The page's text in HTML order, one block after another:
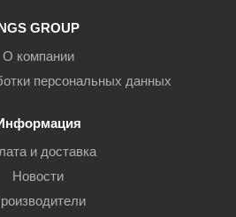
GROUP
О компании
персональных данных
и доставка
Новости